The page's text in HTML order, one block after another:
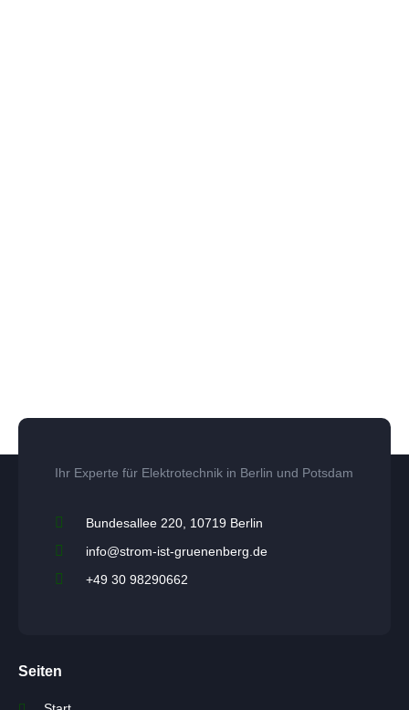
Ihr Experte für Elektrotechnik in Berlin und Potsdam
Bundesallee 220, 10719 Berlin
info@strom-ist-gruenenberg.de
+49 30 98290662
Seiten